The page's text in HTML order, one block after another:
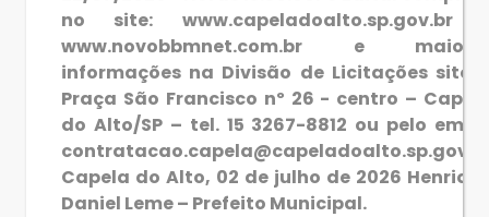
no site: www.capeladoalto.sp.gov.br
www.novobbmnet.com.br e
informações na Divisão de Licitações sito
Praça São Francisco nº 26 - centro –
do Alto/SP – tel. 15 3267-8812 ou pelo
Capela do Alto, 02 de julho de 2026
Daniel Leme – Prefeito Municipal.